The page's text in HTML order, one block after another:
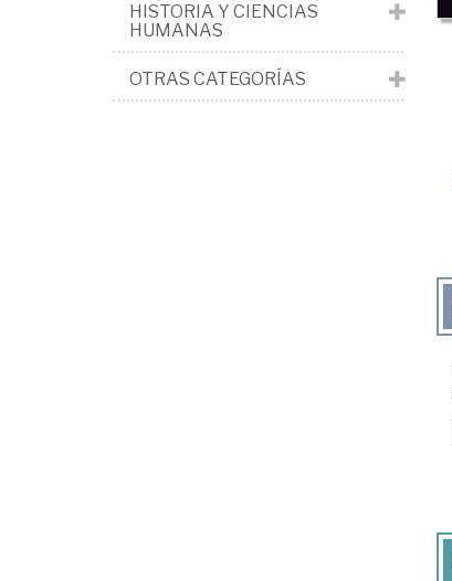
HISTORIA Y CIENCIAS
HUMANAS
OTRAS CATEGORÍAS